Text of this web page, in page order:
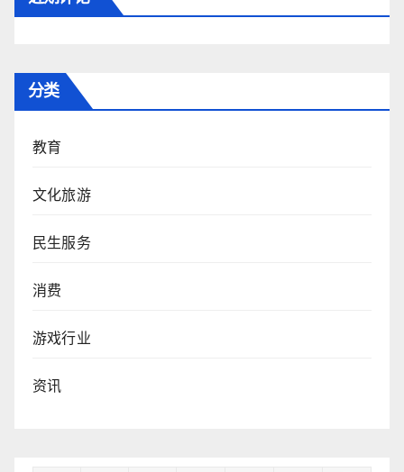
分类
教育
文化旅游
民生服务
消费
游戏行业
资讯